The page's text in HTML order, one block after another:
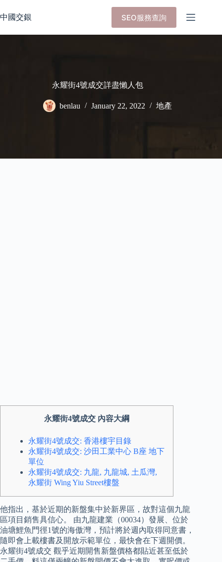
to
content
中國交銀 SEO服務查詢
永耀街4號成交詳盡懶人包
benlau January 22, 2022 地產
永耀街4號成交 內容大綱
永耀街4號成交: 香港樓宇目錄
永耀街4號成交: 沙田工業中心 B座 地下
單位
永耀街4號成交: 九龍, 九龍城, 土瓜灣,
永耀街 Wing Yiu Street樓盤
他指出，基於近期的新盤集中於新界區，故對這個九龍
區項目銷售具信心。 由九龍建業（00034）發展、位於
油塘鯉魚門徑1號的海傲灣，預計將於週內取得同意書，
隨即會上載樓書及開放示範單位，最快會在下週開價。
永耀街4號成交 觀乎近期開售新盤價格都貼近甚至低於